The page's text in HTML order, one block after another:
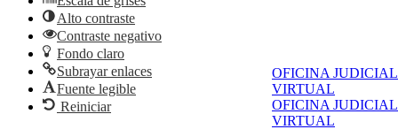
OFICINA JUDICIAL
VIRTUAL
OFICINA JUDICIAL
VIRTUAL
Alto contraste
Contraste negativo
Fondo claro
Subrayar enlaces
Fuente legible
Reiniciar